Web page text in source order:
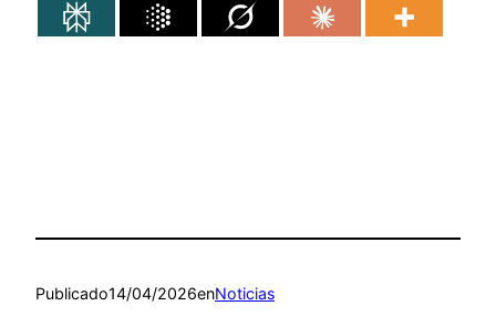
Publicado14/04/2026enNoticias